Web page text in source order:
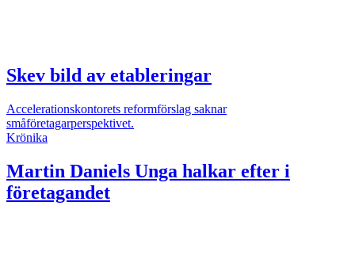
Skev bild av etableringar
Accelerationskontorets reformförslag saknar
småföretagarperspektivet.
Krönika
Martin Daniels Unga halkar efter i
företagandet